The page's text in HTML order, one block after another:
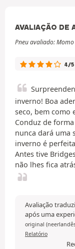
AVALIAÇÃO DE
Pneu avaliado:
4/5
inverno! Boa
seco, bem como
Conduz de
nunca dará uma
inverno é
Antes tive
não lhes fica
Avaliação
após uma
original
Relatório